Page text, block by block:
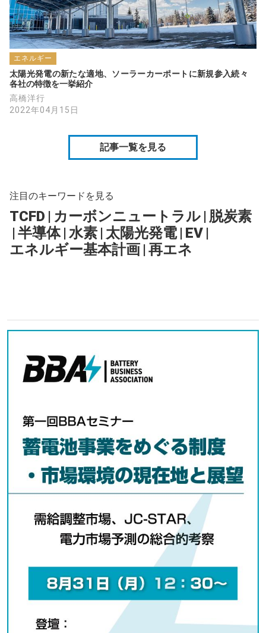
エネルギー
太陽光発電の新たな適地、ソーラーカーポートに新規参入続々
各社の特徴を一挙紹介
高橋洋行
2022年04月15日
記事一覧を見る
注目のキーワードを見る
TCFD | カーボンニュートラル | 脱炭素
|半導体 |水素 | 太陽光発電 | EV |
エネルギー基本計画 |再エネ